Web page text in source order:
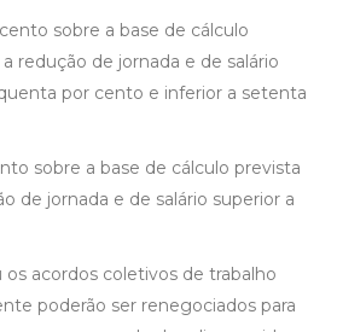
sobre a base de cálculo
redução de jornada e de salário
por cento e inferior a setenta
sobre a base de cálculo prevista
de jornada e de salário superior a
os acordos coletivos de trabalho
poderão ser renegociados para